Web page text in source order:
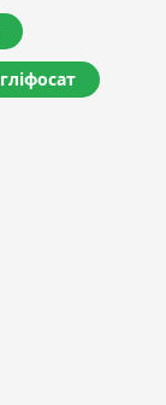
гліфосат